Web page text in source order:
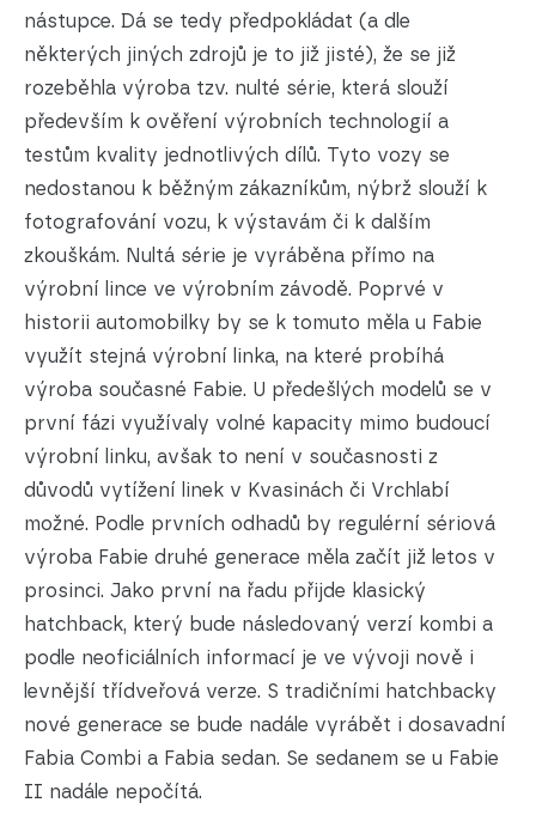
nástupce. Dá se tedy předpokládat (a dle
některých jiných zdrojů je to již jisté), že se již
rozeběhla výroba tzv. nulté série, která slouží
především k ověření výrobních technologií a
testům kvality jednotlivých dílů. Tyto vozy se
nedostanou k běžným zákazníkům, nýbrž slouží k
fotografování vozu, k výstavám či k dalším
zkouškám. Nultá série je vyráběna přímo na
výrobní lince ve výrobním závodě. Poprvé v
historii automobilky by se k tomuto měla u Fabie
využít stejná výrobní linka, na které probíhá
výroba současné Fabie. U předešlých modelů se v
první fázi využívaly volné kapacity mimo budoucí
výrobní linku, avšak to není v současnosti z
důvodů vytížení linek v Kvasinách či Vrchlabí
možné. Podle prvních odhadů by regulérní sériová
výroba Fabie druhé generace měla začít již letos v
prosinci. Jako první na řadu přijde klasický
hatchback, který bude následovaný verzí kombi a
podle neoficiálních informací je ve vývoji nově i
levnější třídveřová verze. S tradičními hatchbacky
nové generace se bude nadále vyrábět i dosavadní
Fabia Combi a Fabia sedan. Se sedanem se u Fabie
II nadále nepočítá.